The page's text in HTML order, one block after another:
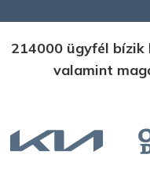
214000 ügyfél bízik
valamint